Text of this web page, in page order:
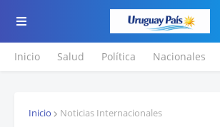
Inicio Salud Política Nacionales
Inicio Noticias Internacionales